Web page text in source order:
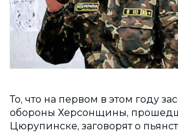
То, что на первом в этом году
обороны Херсонщины,
Цюрупинске, заговорят о